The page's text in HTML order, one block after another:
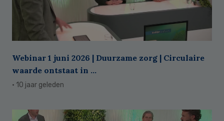
Webinar 1 juni 2026 | Duurzame zorg | Circulaire
waarde ontstaat in ...
· 10 jaar geleden